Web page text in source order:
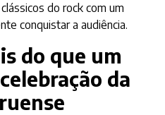
do rock com um
conquistar a audiência.
do que um
da